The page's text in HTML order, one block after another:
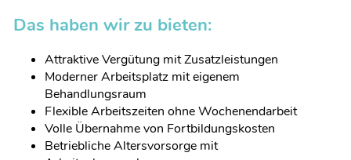
Das haben wir zu bieten:
Attraktive Vergütung mit Zusatzleistungen
Moderner Arbeitsplatz mit eigenem
Behandlungsraum
Flexible Arbeitszeiten ohne Wochenendarbeit
Volle Übernahme von Fortbildungskosten
Betriebliche Altersvorsorge mit